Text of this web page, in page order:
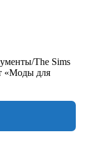
The Sims
«Моды для